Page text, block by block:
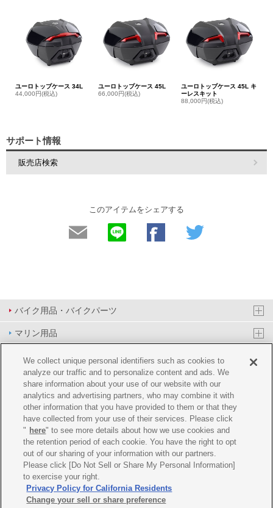
ユーロトップケース 34L
44,000円(税込)
ユーロトップケース 45L
66,000円(税込)
ユーロトップケース 45L キ
ーレスキット
88,000円(税込)
サポート情報
販売店検索
このアイテムをシェアする
バイク用品・バイクパーツ
マリン用品
PAS/YPJ用品
その他用品
イベント&エンターテイメント
オンラインショップ
企業情報
ご利用規約 推薦環境 プライバシーポリシー Cookie ポリシー
We collect unique personal identifiers such as cookies to
analyze our traffic and to personalize content and ads. We
share information about your use of our website with our
analytics and advertising partners, who may combine it with
other information that you have provided to them or that they
have collected from your use of their services. Please click
" here" to see more details about how we use cookies and
the retention period of each cookie. You have the right to opt
out of our sharing of your information with our partners.
Please click [Do Not Sell or Share My Personal Information]
to exercise your right.
Privacy Policy for California Residents
Change your sell or share preference